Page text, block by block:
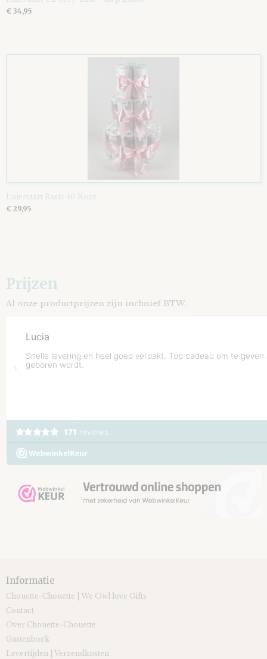
€ 34,95
Luiertaart Basic 40 Roze
€ 29,95
Prijzen
Al onze productprijzen zijn inclusief BTW.
Informatie
Chouette-Chouette | We Owl love Gifts
Contact
Over Chouette-Chouette
Gastenboek
Levertijden | Verzendkosten